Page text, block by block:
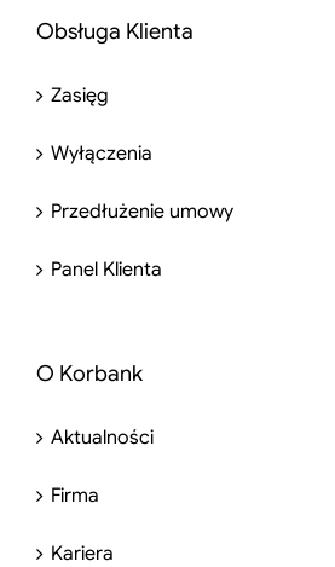
Obsługa Klienta
Zasięg
Wyłączenia
Przedłużenie umowy
Panel Klienta
O Korbank
Aktualności
Firma
Kariera